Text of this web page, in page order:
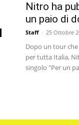
Nitro ha
un paio di
Staff - 25 Ottobre
Dopo un tour che
per tutta Italia,
singolo "Per un